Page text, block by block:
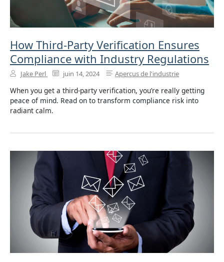
How Third-Party Verification Ensures
Compliance with Industry Regulations
Jake Perl juin 14, 2024 Aperçus de l'industrie
When you get a third-party verification, you’re really getting
peace of mind. Read on to transform compliance risk into
radiant calm.